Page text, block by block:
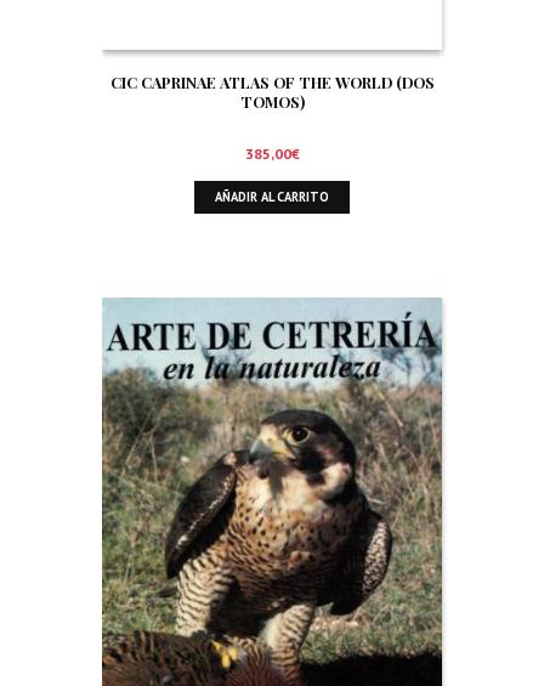
CIC CAPRINAE ATLAS OF THE WORLD (DOS
TOMOS)
385,00€
AÑADIR AL CARRITO